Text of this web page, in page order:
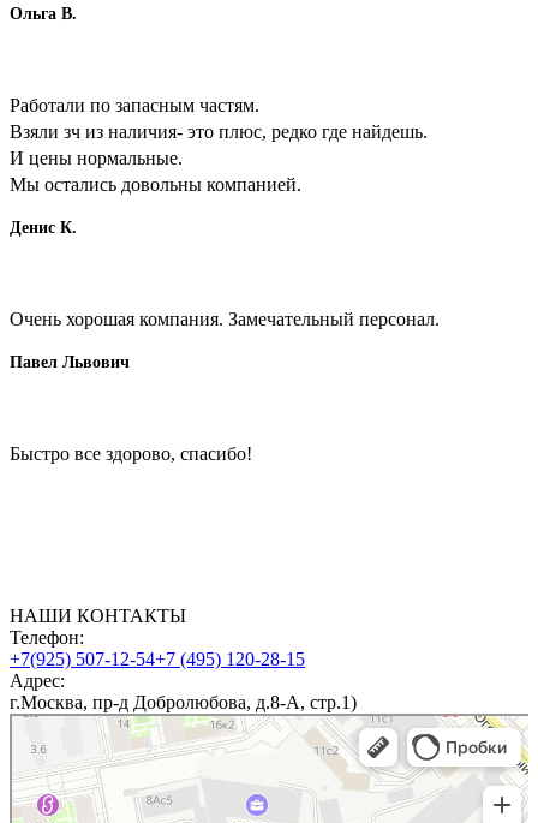
Ольга В.
Работали по запасным частям.
Взяли зч из наличия- это плюс, редко где найдешь.
И цены нормальные.
Мы остались довольны компанией.
Денис К.
Очень хорошая компания. Замечательный персонал.
Павел Львович
Быстро все здорово, спасибо!
НАШИ КОНТАКТЫ
Телефон:
+7(925) 507-12-54+7 (495) 120-28-15
Адрес:
г.Москва, пр-д Добролюбова, д.8-А, стр.1)
Локуст-Центр
Дорожно-строительная техника в Москве
Строительное оборудование и техника в Москве